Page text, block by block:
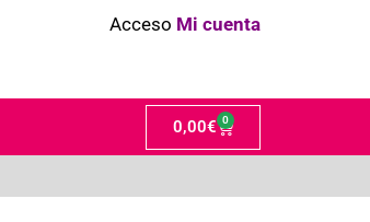
Acceso Mi cuenta
0,00€ 0